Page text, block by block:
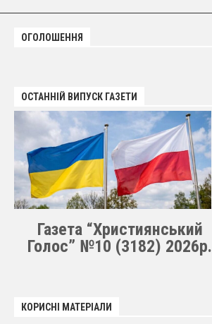
ОГОЛОШЕННЯ
ОСТАННІЙ ВИПУСК ГАЗЕТИ
Газета “Християнський
Голос” №10 (3182) 2026р.
КОРИСНІ МАТЕРІАЛИ